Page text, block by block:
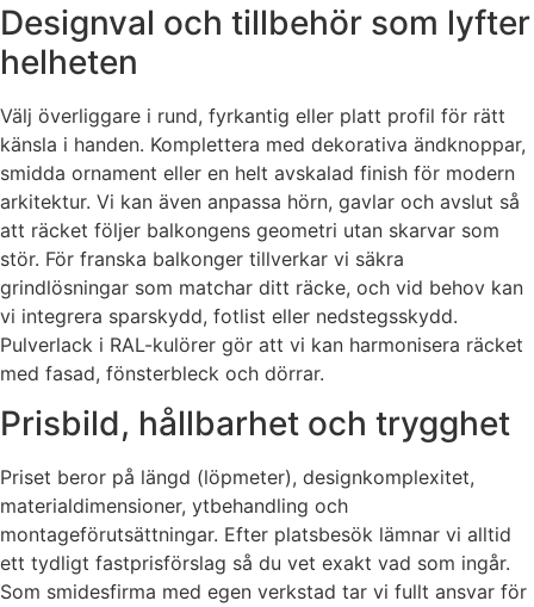
Designval och tillbehör som lyfter
helheten
Välj överliggare i rund, fyrkantig eller platt profil för rätt
känsla i handen. Komplettera med dekorativa ändknoppar,
smidda ornament eller en helt avskalad finish för modern
arkitektur. Vi kan även anpassa hörn, gavlar och avslut så
att räcket följer balkongens geometri utan skarvar som
stör. För franska balkonger tillverkar vi säkra
grindlösningar som matchar ditt räcke, och vid behov kan
vi integrera sparskydd, fotlist eller nedstegsskydd.
Pulverlack i RAL-kulörer gör att vi kan harmonisera räcket
med fasad, fönsterbleck och dörrar.
Prisbild, hållbarhet och trygghet
Priset beror på längd (löpmeter), designkomplexitet,
materialdimensioner, ytbehandling och
montageförutsättningar. Efter platsbesök lämnar vi alltid
ett tydligt fastprisförslag så du vet exakt vad som ingår.
Som smidesfirma med egen verkstad tar vi fullt ansvar för